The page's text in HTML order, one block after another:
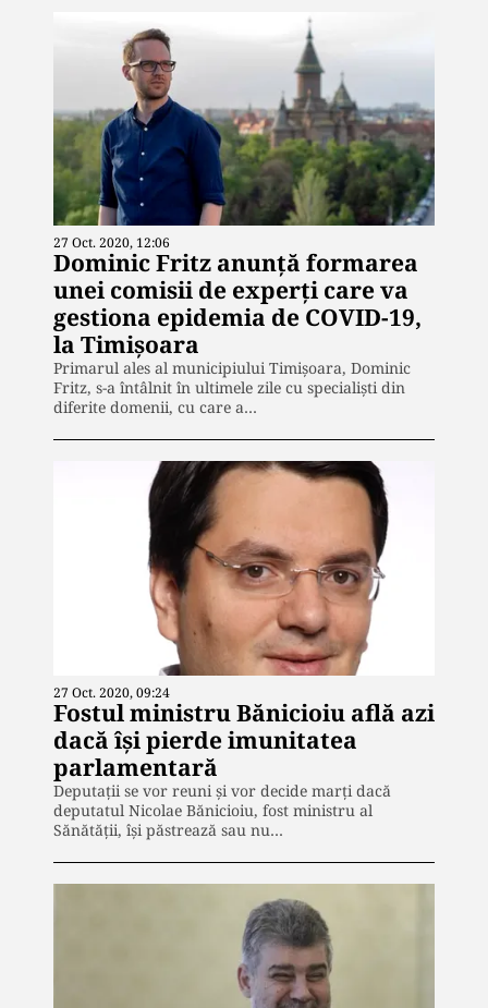
27 Oct. 2020, 12:06
Dominic Fritz anunţă formarea
unei comisii de experţi care va
gestiona epidemia de COVID-19,
la Timişoara
Primarul ales al municipiului Timișoara, Dominic
Fritz, s-a întâlnit în ultimele zile cu specialiști din
diferite domenii, cu care a…
27 Oct. 2020, 09:24
Fostul ministru Bănicioiu află azi
dacă își pierde imunitatea
parlamentară
Deputații se vor reuni și vor decide marți dacă
deputatul Nicolae Bănicioiu, fost ministru al
Sănătăţii, își păstrează sau nu…